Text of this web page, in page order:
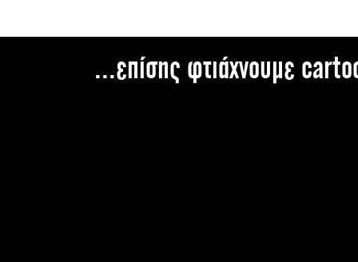
...επίσης φτιάχνουμε